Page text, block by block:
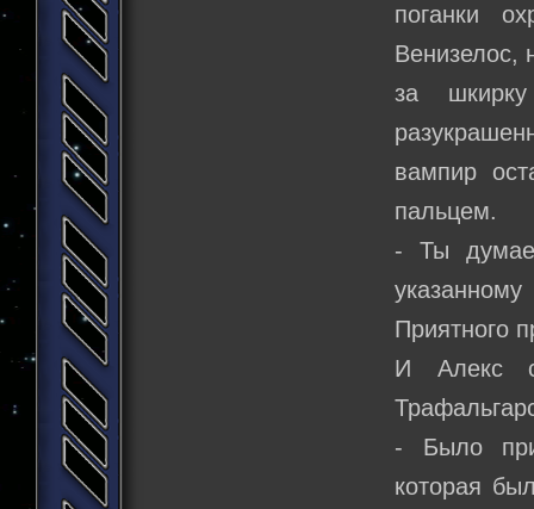
поганки
Венизелос,
за
вампир
пальцем.
- Ты
Приятного
И Алекс
- Было
которая